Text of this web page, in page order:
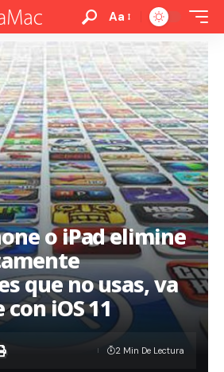
Aa
o iPad elimine
que no usas, va
iOS 11
2 Min De Lectura